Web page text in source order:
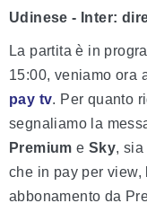
Udinese - Inter:
La partita è in
15:00, veniamo ora
pay tv. Per quanto
segnaliamo la
Premium eSky,
che in pay per view,
abbonamento da